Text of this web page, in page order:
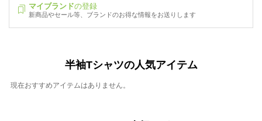
マイブランドの登録
新商品やセール等、ブランドのお得な情報をお送りします
半袖Tシャツの人気アイテム
現在おすすめアイテムはありません。